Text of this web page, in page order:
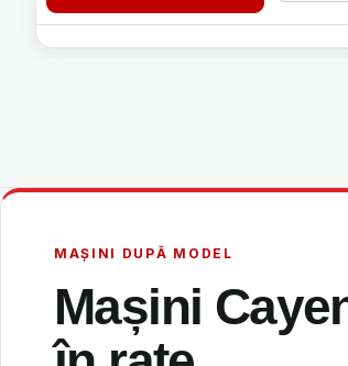
MAȘINI DUPĂ MODEL
Mașini